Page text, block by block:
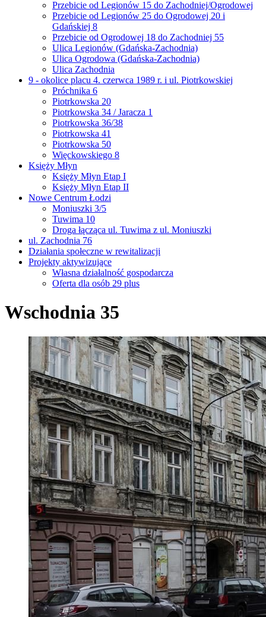
Przebicie od Legionów 15 do Zachodniej/Ogrodowej
Przebicie od Legionów 25 do Ogrodowej 20 i
Gdańskiej 8
Przebicie od Ogrodowej 18 do Zachodniej 55
Ulica Legionów (Gdańska-Zachodnia)
Ulica Ogrodowa (Gdańska-Zachodnia)
Ulica Zachodnia
9 - okolice placu 4. czerwca 1989 r. i ul. Piotrkowskiej
Próchnika 6
Piotrkowska 20
Piotrkowska 34 / Jaracza 1
Piotrkowska 36/38
Piotrkowska 41
Piotrkowska 50
Więckowskiego 8
Księży Młyn
Księży Młyn Etap I
Księży Młyn Etap II
Nowe Centrum Łodzi
Moniuszki 3/5
Tuwima 10
Droga łącząca ul. Tuwima z ul. Moniuszki
ul. Zachodnia 76
Działania społeczne w rewitalizacji
Projekty aktywizujące
Własna działalność gospodarcza
Oferta dla osób 29 plus
Wschodnia 35